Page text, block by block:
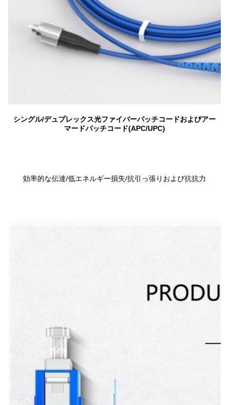
シングル/デュプレックス光ファイバーパッチコードおよびアー
マードパッチコード(APC/UPC)
効率的な伝達/低エネルギー損失/抗引っ張りおよび抗抗力